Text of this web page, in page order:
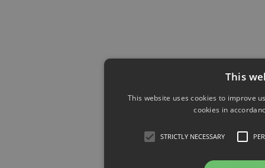
This
This website uses cookies to improve
cookies in
STRICTLY NECESSARY